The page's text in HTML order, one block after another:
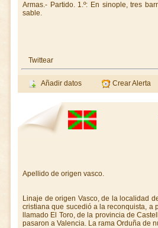
Armas.- Partido. 1.º: En sinople, tres
sable.
Twittear
Añadir datos Crear Alerta
Apellido de origen vasco.
Linaje de origen Vasco, de la localidad
cristiana que sucedió a la reconquista, a
llamado El Toro, de la provincia de
pasaron a Valencia. La rama Orduña de